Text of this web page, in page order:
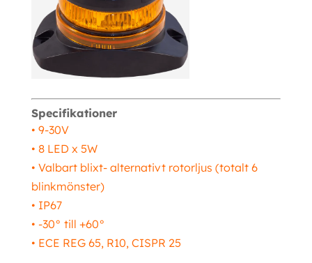
Specifikationer
• 9-30V
• 8 LED x 5W
• Valbart blixt- alternativt rotorljus (totalt 6
blinkmönster)
• IP67
• -30° till +60°
• ECE REG 65, R10, CISPR 25